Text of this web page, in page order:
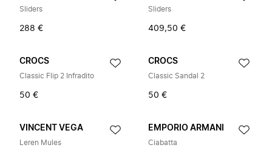
Sliders
288 €
Sliders
409,50 €
CROCS
Classic Flip 2 Infradito
50 €
CROCS
Classic Sandal 2
50 €
VINCENT VEGA
Leren Mules
EMPORIO ARMANI
Ciabatta